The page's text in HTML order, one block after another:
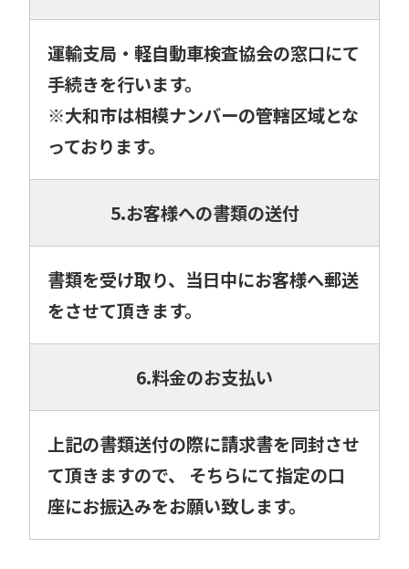
運輸支局・軽自動車検査協会の窓口にて
手続きを行います。
※大和市は相模ナンバーの管轄区域とな
っております。
5.お客様への書類の送付
書類を受け取り、当日中にお客様へ郵送
をさせて頂きます。
6.料金のお支払い
上記の書類送付の際に請求書を同封させ
て頂きますので、 そちらにて指定の口
座にお振込みをお願い致します。